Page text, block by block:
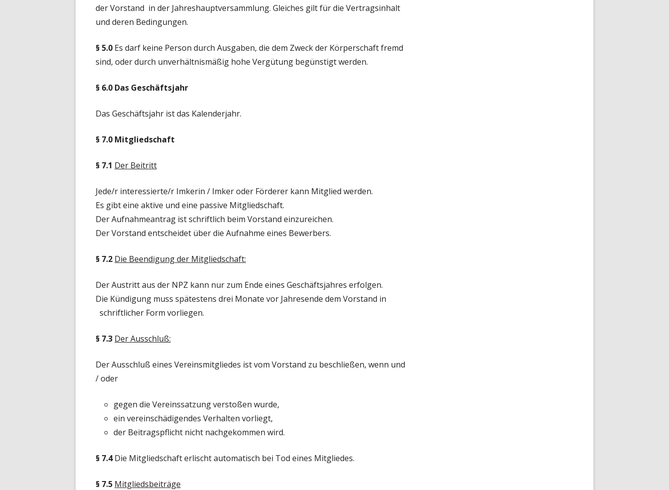
der Vorstand in der Jahreshauptversammlung. Gleiches gilt für die Vertragsinhalt
und deren Bedingungen.
§ 5.0 Es darf keine Person durch Ausgaben, die dem Zweck der Körperschaft fremd
sind, oder durch unverhältnismäßig hohe Vergütung begünstigt werden.
§ 6.0 Das Geschäftsjahr
Das Geschäftsjahr ist das Kalenderjahr.
§ 7.0 Mitgliedschaft
§ 7.1 Der Beitritt
Jede/r interessierte/r Imkerin / Imker oder Förderer kann Mitglied werden.
Es gibt eine aktive und eine passive Mitgliedschaft.
Der Aufnahmeantrag ist schriftlich beim Vorstand einzureichen.
Der Vorstand entscheidet über die Aufnahme eines Bewerbers.
§ 7.2 Die Beendigung der Mitgliedschaft:
Der Austritt aus der NPZ kann nur zum Ende eines Geschäftsjahres erfolgen.
Die Kündigung muss spätestens drei Monate vor Jahresende dem Vorstand in
schriftlicher Form vorliegen.
§ 7.3 Der Ausschluß:
Der Ausschluß eines Vereinsmitgliedes ist vom Vorstand zu beschließen, wenn und
/ oder
gegen die Vereinssatzung verstoßen wurde,
ein vereinschädigendes Verhalten vorliegt,
der Beitragspflicht nicht nachgekommen wird.
§ 7.4Die Mitgliedschaft erlischt automatisch bei Tod eines Mitgliedes.
§ 7.5 Mitgliedsbeiträge